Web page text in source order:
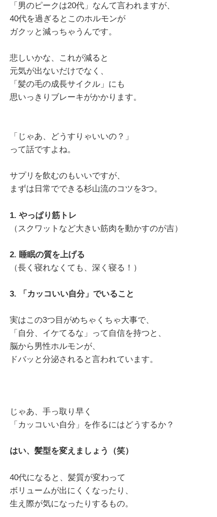
「男のピークは20代」なんて言われますが、
40代を過ぎるとこのホルモンが
ガクッと減っちゃうんです。
悲しいかな、これが減ると
元気が出ないだけでなく、
「髪の毛の成長サイクル」にも
思いっきりブレーキがかかります。
「じゃあ、どうすりゃいいの？」
って話ですよね。
サプリを飲むのもいいですが、
まずは日常でできる杉山流のコツを3つ。
1. やっぱり筋トレ
（スクワットなど大きい筋肉を動かすのが吉）
2. 睡眠の質を上げる
（長く寝れなくても、深く寝る！）
3. 「カッコいい自分」でいること
実はこの3つ目がめちゃくちゃ大事で、
「自分、イケてるな」って自信を持つと、
脳から男性ホルモンが、
ドバッと分泌されると言われています。
じゃあ、手っ取り早く
「カッコいい自分」を作るにはどうするか？
はい、髪型を変えましょう（笑）
40代になると、髪質が変わって
ボリュームが出にくくなったり、
生え際が気になったりするもの。